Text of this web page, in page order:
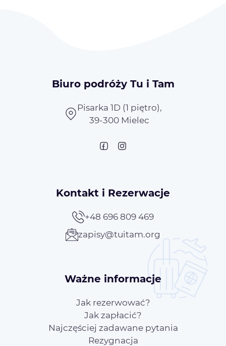
Biuro podróży Tu i Tam
Pisarka 1D (1 piętro),
39-300 Mielec
Kontakt i Rezerwacje
+48 696 809 469
zapisy@tuitam.org
Ważne informacje
Jak rezerwować?
Jak zapłacić?
Najczęściej zadawane pytania
Rezygnacja